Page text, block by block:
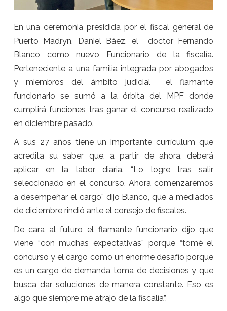
En una ceremonia presidida por el fiscal general de
Puerto Madryn, Daniel Báez, el doctor Fernando
Blanco como nuevo Funcionario de la fiscalía.
Perteneciente a una familia integrada por abogados
y miembros del ámbito judicial el flamante
funcionario se sumó a la órbita del MPF donde
cumplirá funciones tras ganar el concurso realizado
en diciembre pasado.
A sus 27 años tiene un importante currículum que
acredita su saber que, a partir de ahora, deberá
aplicar en la labor diaria. “Lo logre tras salir
seleccionado en el concurso. Ahora comenzaremos
a desempeñar el cargo” dijo Blanco, que a mediados
de diciembre rindió ante el consejo de fiscales.
De cara al futuro el flamante funcionario dijo que
viene “con muchas expectativas” porque “tomé el
concurso y el cargo como un enorme desafío porque
es un cargo de demanda toma de decisiones y que
busca dar soluciones de manera constante. Eso es
algo que siempre me atrajo de la fiscalía”.